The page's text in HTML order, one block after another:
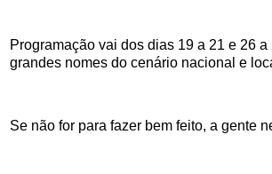
Programação vai dos dias 19 a 21 e 26
grandes nomes do cenário nacional e
Se não for para fazer bem feito, a gente